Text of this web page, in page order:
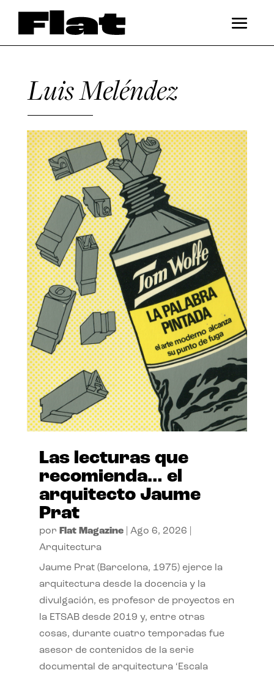
Luis Meléndez
Las lecturas que
recomienda… el
arquitecto Jaume
Prat
por Flat Magazine| Ago 6, 2026
Arquitectura
Jaume Prat (Barcelona, 1975) ejerce la
arquitectura desde la docencia y la
divulgación, es profesor de proyectos en
la ETSAB desde 2019 y, entre otras
cosas, durante cuatro temporadas fue
asesor de contenidos de la serie
documental de arquitectura ‘Escala